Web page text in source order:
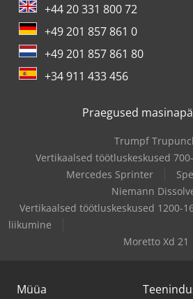
+44 20 331 800 72
+49 201 857 861 0
+49 201 857 861 80
+34 911 433 456
Praegused
Trumpf
Vertikaalsed töötluskeskused
Mercedes Sprinter
Niemann
Vertikaalsed töötluskeskused 1200-
liikumine
Moretto Xd 21
Müüa